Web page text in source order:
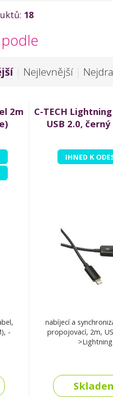
18
| Nejlevnější |
2m
-
C-TECH
USB 2.0,
IHNED K
nabíjecí a
propojovací, 2m,
>Lightning